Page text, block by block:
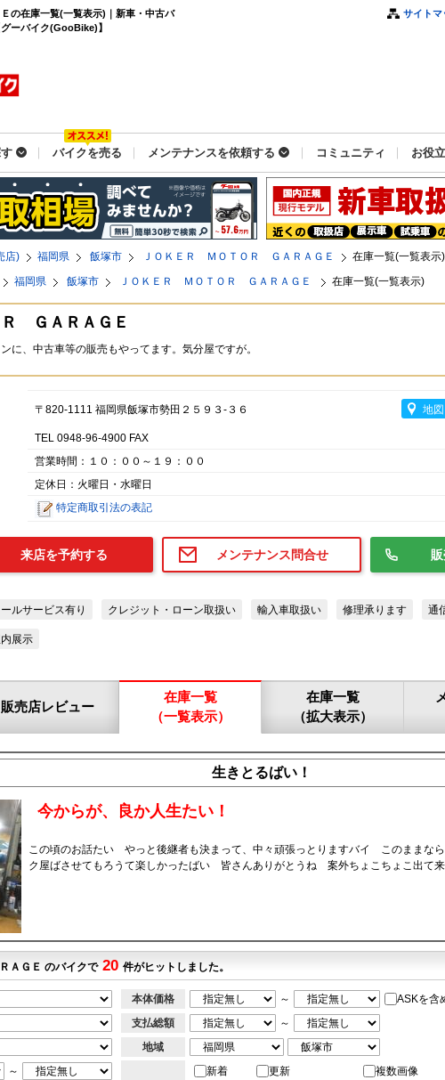
の在庫一覧(一覧表示)｜新車・中古バ
ーバイク(GooBike)】
サイトマ
バイクを売る メンテナンスを依頼する コミュニティ お役
店) 福岡県 飯塚市 ＪＯＫＥＲ ＭＯＴＯＲ ＧＡＲＡＧＥ
在庫一覧(一覧表示)
福岡県 飯塚市 ＪＯＫＥＲ ＭＯＴＯＲ ＧＡＲＡＧＥ 在庫一覧(一覧表示)
ＧＡＲＡＧＥ
に、中古車等の販売もやってます。気分屋ですが。
〒820-1111 福岡県飯塚市勢田２５９３-３６ 地
TEL 0948-96-4900 FAX
営業時間：１０：００～１９：００
定休日：火曜日・水曜日
特定商取引法の表記
来店を予約する メンテナンス問合せ
ールサービス有り クレジット・ローン取扱い 輸入車取扱い 修理承ります 通
展示
販売店レビュー
在庫一覧
（一覧表示）
在庫一覧
（拡大表示）
生きとるばい！
今からが、良か人生たい！
この頃のお話たい やっと後継者も決まって、中々頑張っとりますバイ このままな
ク屋ばさせてもろうて楽しかったばい 皆さんありがとうね 案外ちょこちょこ出て
ＡＧＥ のバイクで 20 件がヒットしました。
～
本体価格 ～
ASKを含
支払総額
～
地域
新着 更新 複数画像